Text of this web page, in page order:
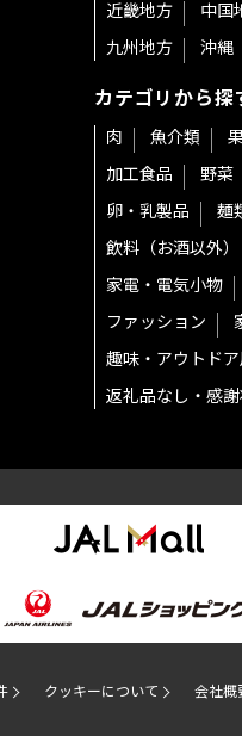
近畿地方
中国
九州地方
沖縄
カテゴリから探
肉 魚介類
加工食品
野菜
卵・乳製品
麺
飲料（お酒以外）
家電・電気小物
ファッション
趣味・アウトド
返礼品なし・感謝
クッキーについて 会社概